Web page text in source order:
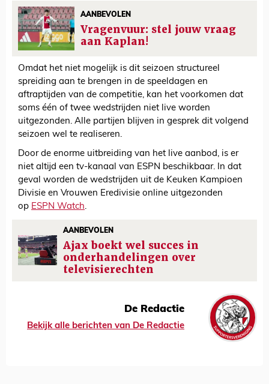
AANBEVOLEN
Vragenvuur: stel jouw vraag
aan Kaplan!
Omdat het niet mogelijk is dit seizoen structureel
spreiding aan te brengen in de speeldagen en
aftraptijden van de competitie, kan het voorkomen dat
soms één of twee wedstrijden niet live worden
uitgezonden. Alle partijen blijven in gesprek dit volgend
seizoen wel te realiseren.
Door de enorme uitbreiding van het live aanbod, is er
niet altijd een tv-kanaal van ESPN beschikbaar. In dat
geval worden de wedstrijden uit de Keuken Kampioen
Divisie en Vrouwen Eredivisie online uitgezonden
op ESPN Watch.
AANBEVOLEN
Ajax boekt wel succes in
onderhandelingen over
televisierechten
De Redactie
Bekijk alle berichten van De Redactie